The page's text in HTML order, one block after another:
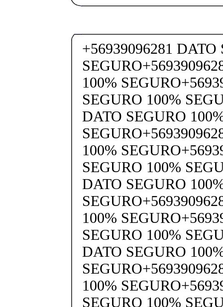
+56939096281 DATO
100%
SEGURO 100%
DATO SEGURO
100%
SEGURO 100%
DATO SEGURO
100%
SEGURO 100%
DATO SEGURO
100%
SEGURO 100%